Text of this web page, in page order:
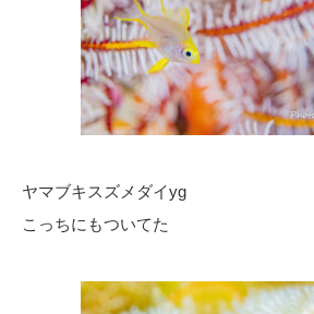
ヤマブキスズメダイyg
こっちにもついてた